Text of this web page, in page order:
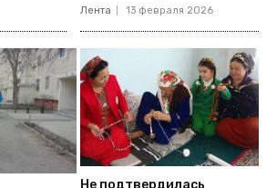
Лента 13 февраля 2026
Не подтвердилась